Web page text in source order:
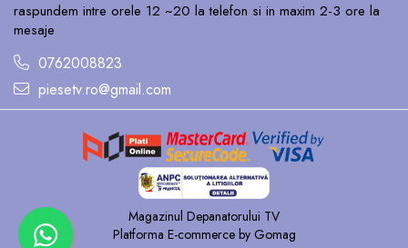
raspundem intre orele 12 ~20 la telefon si in maxim 2-3 ore la
mesaje
0762008823
piesetv.ro@gmail.com
Magazinul Depanatorului TV
Platforma E-commerce by Gomag